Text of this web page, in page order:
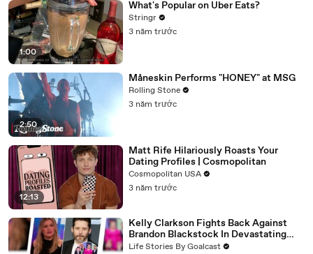
1:00
What's Popular on Uber Eats?
Stringr
3 năm trước
2:50
Måneskin Performs "HONEY" at MSG
Rolling Stone
3 năm trước
12:13
Matt Rife Hilariously Roasts Your
Dating Profiles | Cosmopolitan
Cosmopolitan USA
3 năm trước
Kelly Clarkson Fights Back Against
Brandon Blackstock In Devastating
Divorce Battle
Life Stories By Goalcast